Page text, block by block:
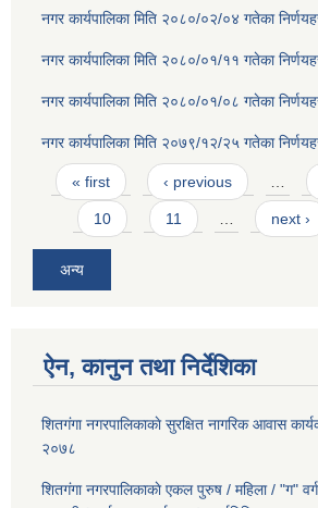
नगर कार्यपालिका मिति २०८०/०२/०४ गतेका
नगर कार्यपालिका मिति २०८०/०१/११ गतेका
नगर कार्यपालिका मिति २०८०/०१/०८ गतेका
नगर कार्यपालिका मिति २०७९/१२/२५ गतेका
Pages
« first ‹ previous …
10 11 … next ›
अन्य
ऐन, कानुन तथा निर्देशिका
शितगंगा नगरपालिकाकाे सुरक्षित नागरिक आवास
२०७८
शितगंगा नगरपालिकाकाे एकल पुरुष / महिला / "ग"